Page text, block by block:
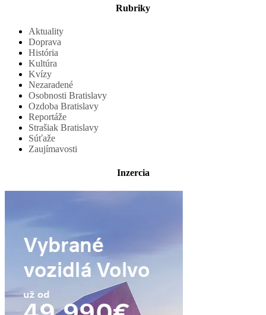
Rubriky
Aktuality
Doprava
História
Kultúra
Kvízy
Nezaradené
Osobnosti Bratislavy
Ozdoba Bratislavy
Reportáže
Strašiak Bratislavy
Súťaže
Zaujímavosti
Inzercia